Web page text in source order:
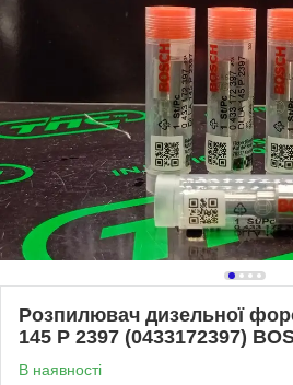
Розпилювач дизельної
145 P 2397 (0433172397)
В наявності